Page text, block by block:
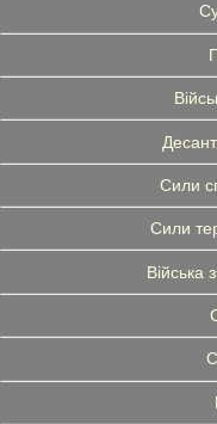
Сили
Сили
Війська